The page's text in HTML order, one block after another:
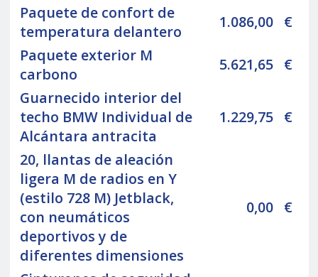
Paquete de confort de
temperatura delantero
1.086,00 €
Paquete exterior M
carbono
5.621,65 €
Guarnecido interior del
techo BMW Individual de
Alcántara antracita
1.229,75 €
20, llantas de aleación
ligera M de radios en Y
(estilo 728 M) Jetblack,
con neumáticos
deportivos y de
diferentes dimensiones
0,00 €